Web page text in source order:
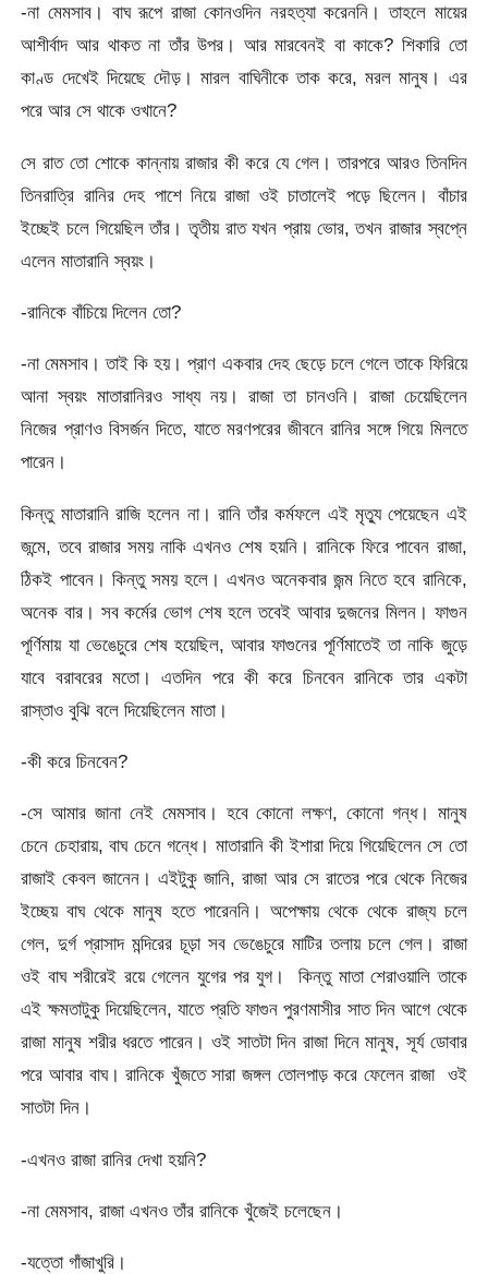
-না মেমসাব। বাঘ রূপে রাজা কোনওদিন নরহত্যা করেননি। তাহলে মায়ের
আশীর্বাদ আর থাকত না তাঁর উপর। আর মারবেনই বা কাকে? শিকারি তো
কাণ্ড দেখেই দিয়েছে দৌড়। মারল বাঘিনীকে তাক করে, মরল মানুষ। এর
পরে আর সে থাকে ওখানে?
সে রাত তো শোকে কান্নায় রাজার কী করে যে গেল। তারপরে আরও তিনদিন
তিনরাত্রি রানির দেহ পাশে নিয়ে রাজা ওই চাতালেই পড়ে ছিলেন। বাঁচার
ইচ্ছেই চলে গিয়েছিল তাঁর। তৃতীয় রাত যখন প্রায় ভোর, তখন রাজার স্বপ্নে
এলেন মাতারানি স্বয়ং।
-রানিকে বাঁচিয়ে দিলেন তো?
-না মেমসাব। তাই কি হয়। প্রাণ একবার দেহ ছেড়ে চলে গেলে তাকে ফিরিয়ে
আনা স্বয়ং মাতারানিরও সাধ্য নয়। রাজা তা চানওনি। রাজা চেয়েছিলেন
নিজের প্রাণও বিসর্জন দিতে, যাতে মরণপরের জীবনে রানির সঙ্গে গিয়ে মিলতে
পারেন।
কিন্তু মাতারানি রাজি হলেন না। রানি তাঁর কর্মফলে এই মৃত্যু পেয়েছেন এই
জন্মে, তবে রাজার সময় নাকি এখনও শেষ হয়নি। রানিকে ফিরে পাবেন রাজা,
ঠিকই পাবেন। কিন্তু সময় হলে। এখনও অনেকবার জন্ম নিতে হবে রানিকে,
অনেক বার। সব কর্মের ভোগ শেষ হলে তবেই আবার দুজনের মিলন। ফাগুন
পূর্ণিমায় যা ভেঙেচুরে শেষ হয়েছিল, আবার ফাগুনের পূর্ণিমাতেই তা নাকি জুড়ে
যাবে বরাবরের মতো। এতদিন পরে কী করে চিনবেন রানিকে তার একটা
রাস্তাও বুঝি বলে দিয়েছিলেন মাতা।
-কী করে চিনবেন?
-সে আমার জানা নেই মেমসাব। হবে কোনো লক্ষণ, কোনো গন্ধ। মানুষ
চেনে চেহারায়, বাঘ চেনে গন্ধে। মাতারানি কী ইশারা দিয়ে গিয়েছিলেন সে তো
রাজাই কেবল জানেন। এইটুকু জানি, রাজা আর সে রাতের পরে থেকে নিজের
ইচ্ছেয় বাঘ থেকে মানুষ হতে পারেননি। অপেক্ষায় থেকে থেকে রাজ্য চলে
গেল, দুর্গ প্রাসাদ মন্দিরের চূড়া সব ভেঙেচুরে মাটির তলায় চলে গেল। রাজা
ওই বাঘ শরীরেই রয়ে গেলেন যুগের পর যুগ। কিন্তু মাতা শেরাওয়ালি তাকে
এই ক্ষমতাটুকু দিয়েছিলেন, যাতে প্রতি ফাগুন পুরণমাসীর সাত দিন আগে থেকে
রাজা মানুষ শরীর ধরতে পারেন। ওই সাতটা দিন রাজা দিনে মানুষ, সূর্য ডোবার
পরে আবার বাঘ। রানিকে খুঁজতে সারা জঙ্গল তোলপাড় করে ফেলেন রাজা ওই
সাতটা দিন।
-এখনও রাজা রানির দেখা হয়নি?
-না মেমসাব, রাজা এখনও তাঁর রানিকে খুঁজেই চলেছেন।
-যত্তো গাঁজাখুরি।